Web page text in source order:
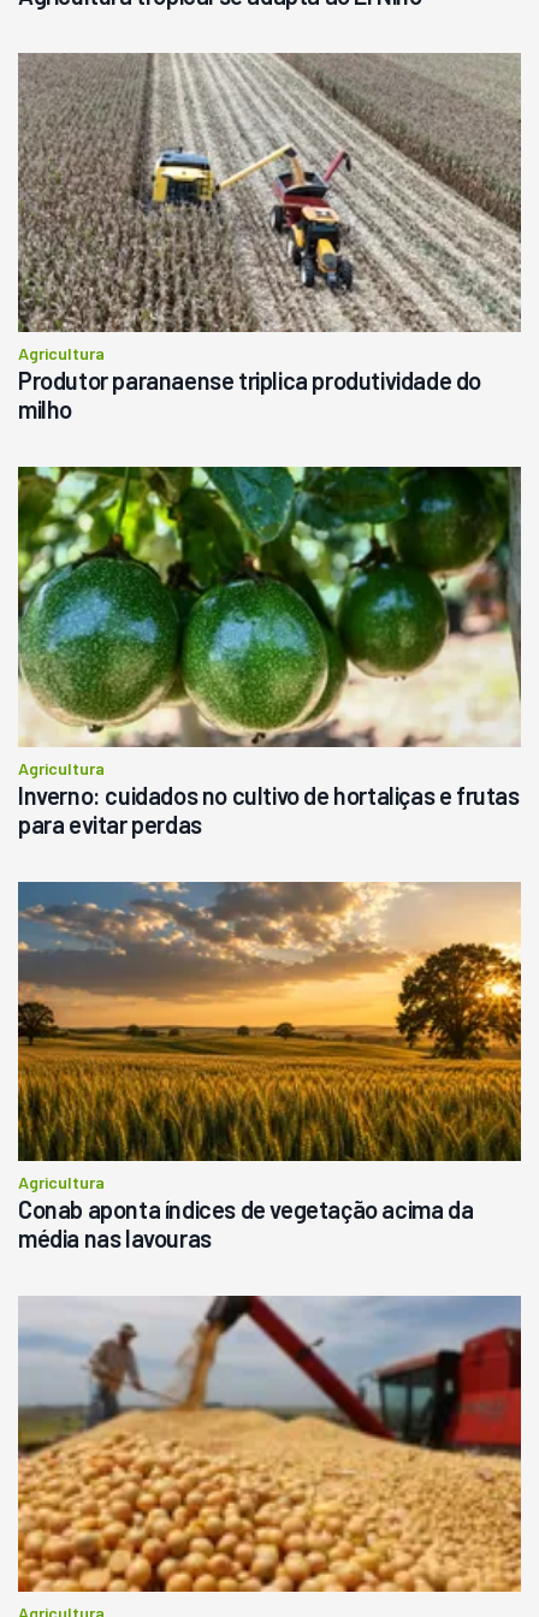
Agricultura
Produtor paranaense triplica produtividade do
milho
Agricultura
Inverno: cuidados no cultivo de hortaliças e frutas
para evitar perdas
Agricultura
Conab aponta índices de vegetação acima da
média nas lavouras
Agricultura